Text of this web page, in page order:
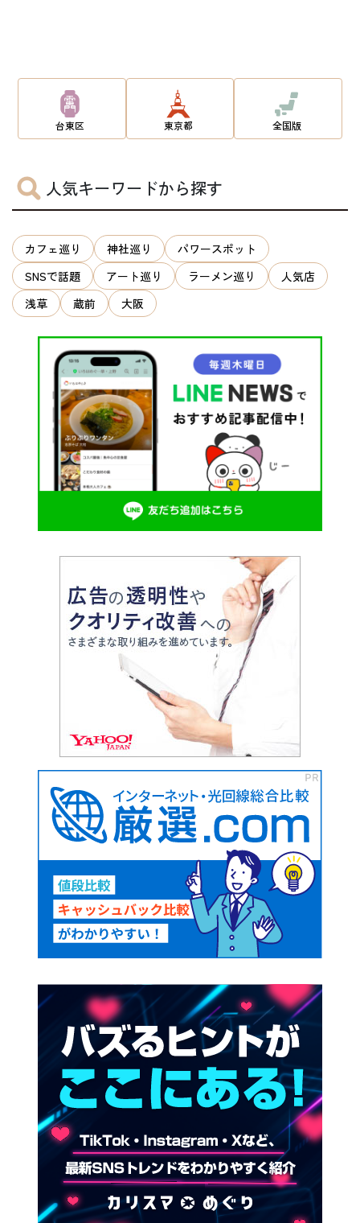
台東区 東京都 全国版
人気キーワードから探す
カフェ巡り 神社巡り
パワースポット
SNSで話題
アート巡り ラーメン巡り
人気店
浅草
蔵前 大阪